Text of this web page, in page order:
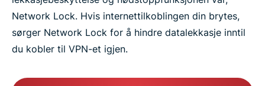
Network Lock. Hvis internettilkoblingen din brytes,
sørger Network Lock for å hindre datalekkasje inntil
du kobler til VPN-et igjen.